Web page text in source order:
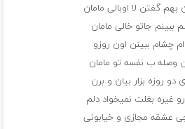
بهم گفتن لا اوبالی مامان
ببینم جاتو خالی مامان
چشام ببینن اون روزو
وصله ب نفسه تو مامان
دو روزه بزار بیان و برن
غیره بغلت نمیخواد دلم
عشقه مجازی و خیابونی